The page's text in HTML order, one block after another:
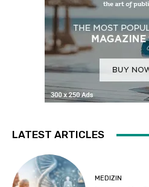
LATEST ARTICLES
MEDIZIN